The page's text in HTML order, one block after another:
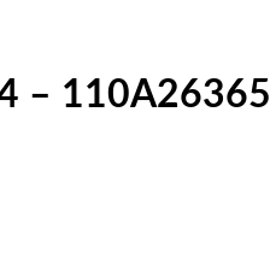
– 110A26365